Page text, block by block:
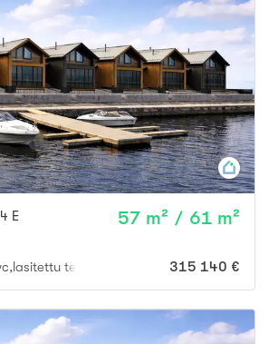
E
57 m² / 61 m²
terassi ja parveke 315 140 €